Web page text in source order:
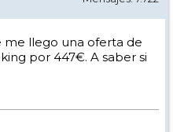
me llego una oferta de
por 447€. A saber si